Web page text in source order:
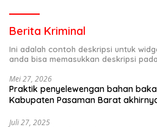
Berita Kriminal
Ini adalah contoh deskripsi untuk
anda bisa memasukkan deskripsi
Mei 27, 2026
Praktik penyelewengan bahan
Kabupaten Pasaman Barat
Juli 27, 2025